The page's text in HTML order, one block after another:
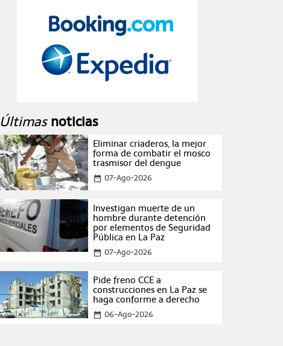
Últimas noticias
Eliminar criaderos, la mejor
forma de combatir el mosco
trasmisor del dengue
date_range 07-Ago-2026
Investigan muerte de un
hombre durante detención
por elementos de Seguridad
Pública en La Paz
date_range 07-Ago-2026
Pide freno CCE a
construcciones en La Paz se
haga conforme a derecho
date_range 06-Ago-2026